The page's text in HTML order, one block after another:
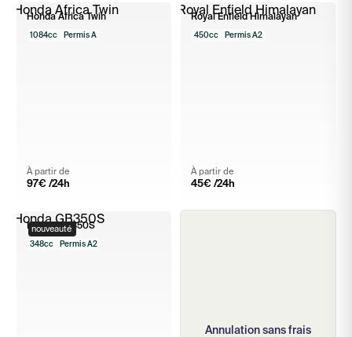
Honda Africa Twin
1084cc Permis A
À partir de
97€ /24h
Royal Enfield Himalayan
450cc Permis A2
À partir de
45€ /24h
Honda GB350S
nouveauté
348cc Permis A2
Annulation sans frais